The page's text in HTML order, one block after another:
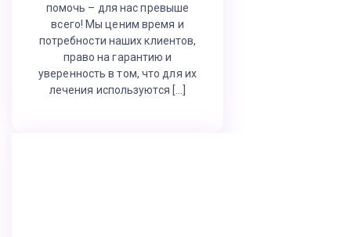
помочь – для нас превыше
всего! Мы ценим время и
потребности наших клиентов,
право на гарантию и
уверенность в том, что для их
лечения используются […]